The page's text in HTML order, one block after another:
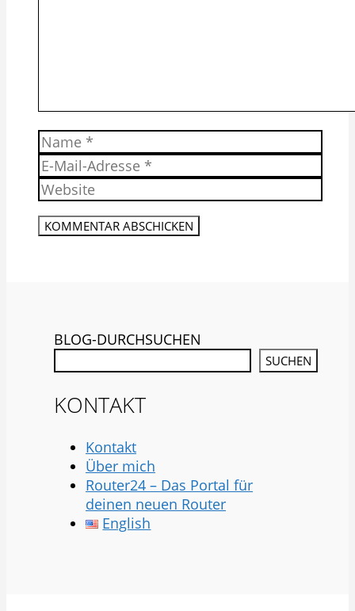
Name
E-
Mail-
Adresse
Website
BLOG-DURCHSUCHEN
SUCHEN
KONTAKT
Kontakt
Über mich
Router24 – Das Portal für
deinen neuen Router
English